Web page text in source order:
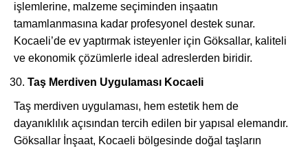
işlemlerine, malzeme seçiminden inşaatın
tamamlanmasına kadar profesyonel destek sunar.
Kocaeli’de ev yaptırmak isteyenler için Göksallar, kaliteli
ve ekonomik çözümlerle ideal adreslerden biridir.
Taş Merdiven Uygulaması Kocaeli
Taş merdiven uygulaması, hem estetik hem de
dayanıklılık açısından tercih edilen bir yapısal elemandır.
Göksallar İnşaat, Kocaeli bölgesinde doğal taşların